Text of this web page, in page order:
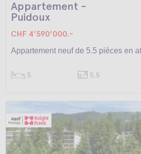
Appartement -
Puidoux
CHF 4'590'000.-
Appartement neuf de 5.5 pièces en
5 5.5